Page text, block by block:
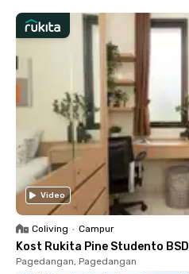
Video
Coliving • Campur
Kost Rukita Pine Studento BSD
Pagedangan, Pagedangan